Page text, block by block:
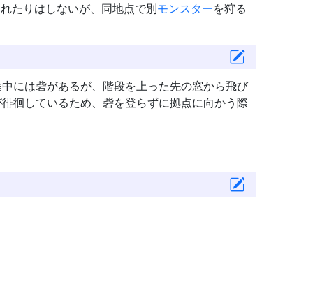
たりはしないが、同地点で別モンスターを狩る
には砦があるが、階段を上った先の窓から飛び
徘徊しているため、砦を登らずに拠点に向かう際